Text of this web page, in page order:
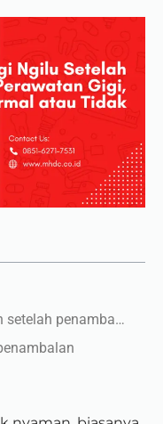
Apa yang mungkin dirasakan setelah penambalan?